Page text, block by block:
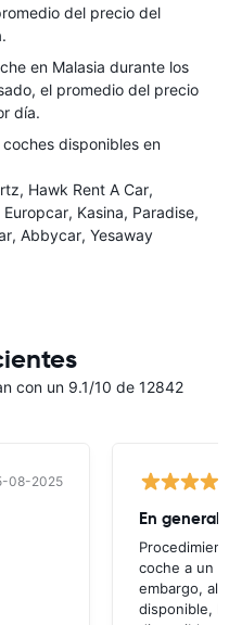
del precio del
en Malasia durante los
el promedio del precio
día.
disponibles en
Hawk Rent A Car
Europcar Kasina Paradise
Abbycar Yesaway
con un 9.1/10 de 12842
08-2025
coche a un
embargo, al
disponible,